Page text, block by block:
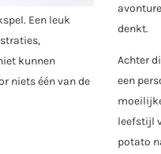
Een leuk
kunnen
niets één van de
denkt.
Achter
een
leefstijl
potato